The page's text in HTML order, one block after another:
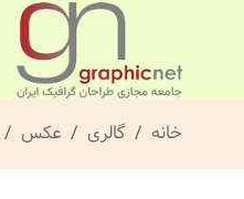
خانه گالری عکس